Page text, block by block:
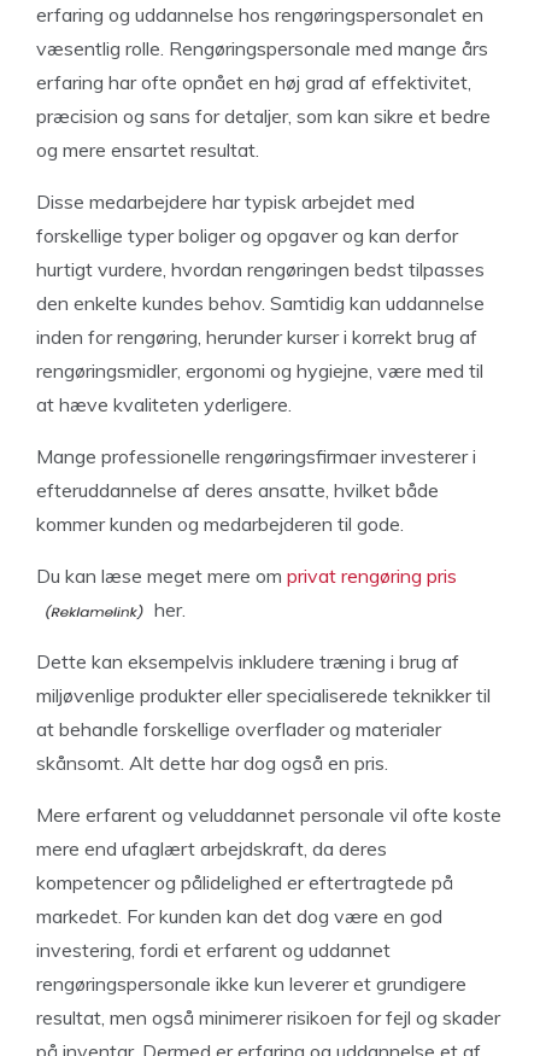
erfaring og uddannelse hos rengøringspersonalet en
væsentlig rolle. Rengøringspersonale med mange års
erfaring har ofte opnået en høj grad af effektivitet,
præcision og sans for detaljer, som kan sikre et bedre
og mere ensartet resultat.
Disse medarbejdere har typisk arbejdet med
forskellige typer boliger og opgaver og kan derfor
hurtigt vurdere, hvordan rengøringen bedst tilpasses
den enkelte kundes behov. Samtidig kan uddannelse
inden for rengøring, herunder kurser i korrekt brug af
rengøringsmidler, ergonomi og hygiejne, være med til
at hæve kvaliteten yderligere.
Mange professionelle rengøringsfirmaer investerer i
efteruddannelse af deres ansatte, hvilket både
kommer kunden og medarbejderen til gode.
Du kan læse meget mere om privat rengøring pris
her.
Dette kan eksempelvis inkludere træning i brug af
miljøvenlige produkter eller specialiserede teknikker til
at behandle forskellige overflader og materialer
skånsomt. Alt dette har dog også en pris.
Mere erfarent og veluddannet personale vil ofte koste
mere end ufaglært arbejdskraft, da deres
kompetencer og pålidelighed er eftertragtede på
markedet. For kunden kan det dog være en god
investering, fordi et erfarent og uddannet
rengøringspersonale ikke kun leverer et grundigere
resultat, men også minimerer risikoen for fejl og skader
på inventar. Dermed er erfaring og uddannelse et af